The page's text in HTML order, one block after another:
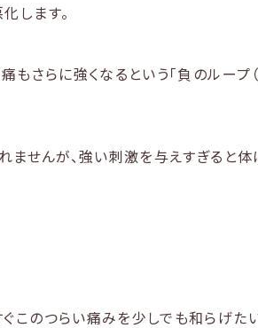
します。
さらに強くなるという「負のループ
せんが、強い刺激を与えすぎると体
のつらい痛みを少しでも和らげた